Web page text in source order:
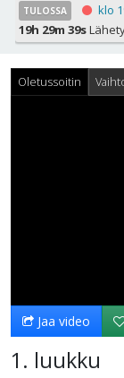
TULOSSA klo
19h 29m 38s
Oletussoitin
Jaa video
1. luukku